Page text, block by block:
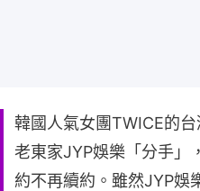
韓國人氣女團TWICE的
老東家JYP娛樂「分手」
約不再續約。雖然JYP娛